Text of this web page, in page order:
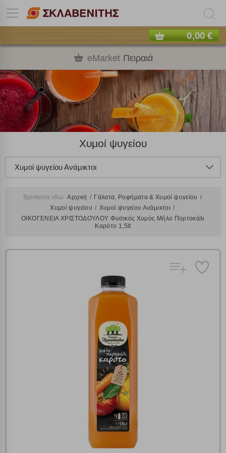
0,00 €
eMarket Πειραιά
Χυμοί ψυγείου
Χυμοί ψυγείου Ανάμικτοι
Βρίσκεστε εδώ: Αρχική
Γάλατα, Ροφήματα & Χυμοί ψυγείου
Χυμοί ψυγείου
Χυμοί ψυγείου Ανάμικτοι
ΟΙΚΟΓΕΝΕΙΑ ΧΡΙΣΤΟΔΟΥΛΟΥ Φυσικός Χυμός Μήλο Πορτοκάλι
Καρότο 1,5lt